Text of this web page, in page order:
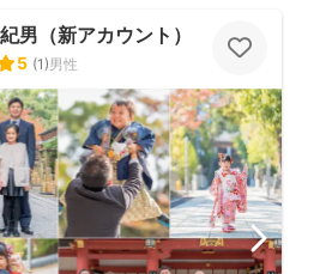
男（新アカウント）
5 (1)男性